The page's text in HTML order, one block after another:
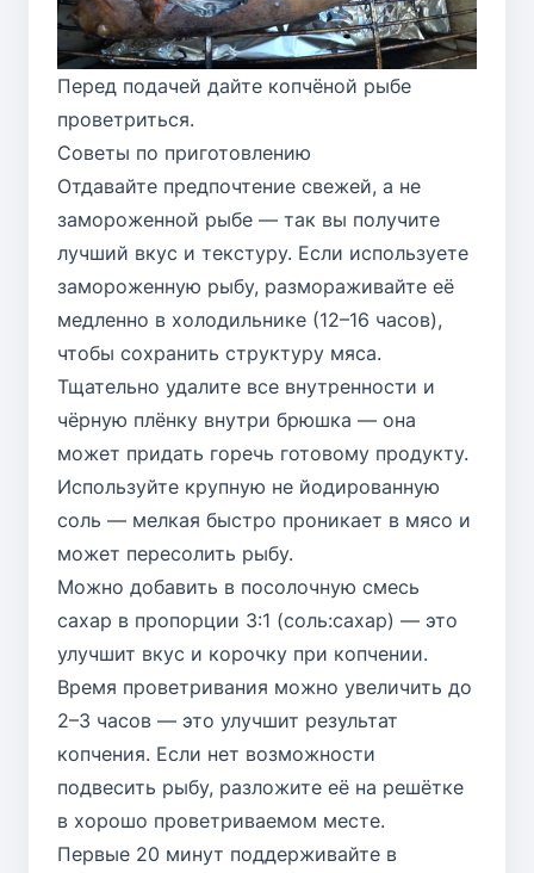
Перед подачей дайте копчёной рыбе
проветриться.
Советы по приготовлению
Отдавайте предпочтение свежей, а не
замороженной рыбе — так вы получите
лучший вкус и текстуру. Если используете
замороженную рыбу, размораживайте её
медленно в холодильнике (12–16 часов),
чтобы сохранить структуру мяса.
Тщательно удалите все внутренности и
чёрную плёнку внутри брюшка — она
может придать горечь готовому продукту.
Используйте крупную не йодированную
соль — мелкая быстро проникает в мясо и
может пересолить рыбу.
Можно добавить в посолочную смесь
сахар в пропорции 3:1 (соль:сахар) — это
улучшит вкус и корочку при копчении.
Время проветривания можно увеличить до
2–3 часов — это улучшит результат
копчения. Если нет возможности
подвесить рыбу, разложите её на решётке
в хорошо проветриваемом месте.
Первые 20 минут поддерживайте в